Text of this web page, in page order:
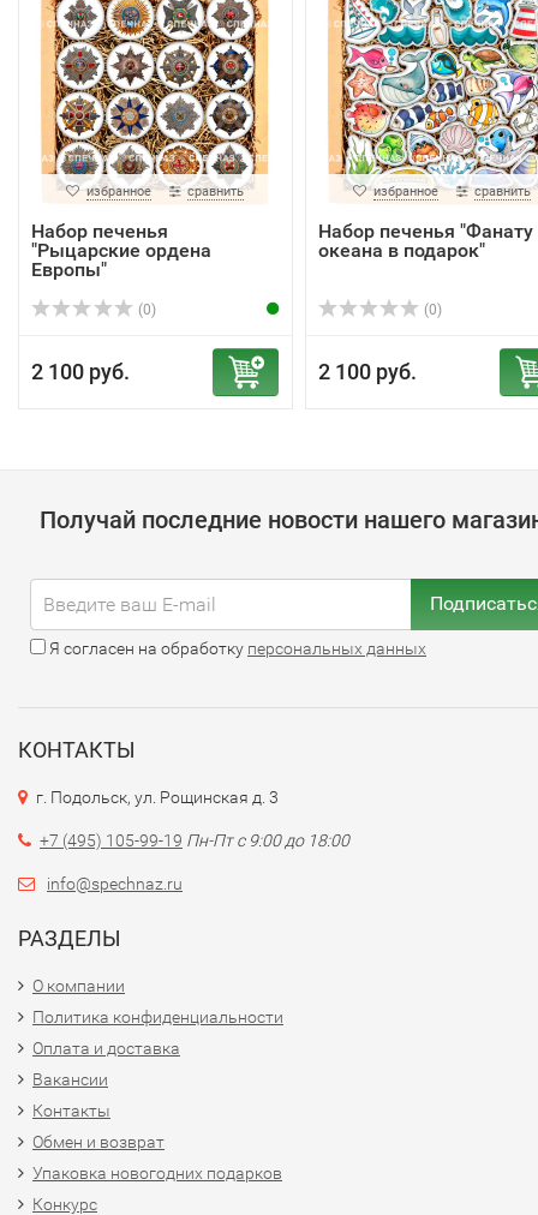
избранное сравнить
Набор печенья
"Рыцарские ордена
Европы"
(0)
2 100 руб.
избранное сравнить
Набор печенья "Фанату
океана в подарок"
(0)
2 100 руб.
Получай последние новости нашего
Я согласен на обработку персональных данных
КОНТАКТЫ
г. Подольск, ул. Рощинская д. 3
+7 (495) 105-99-19 Пн-Пт с 9:00 до 18:00
info@spechnaz.ru
РАЗДЕЛЫ
О компании
Политика конфиденциальности
Оплата и доставка
Вакансии
Контакты
Обмен и возврат
Упаковка новогодних подарков
Конкурс